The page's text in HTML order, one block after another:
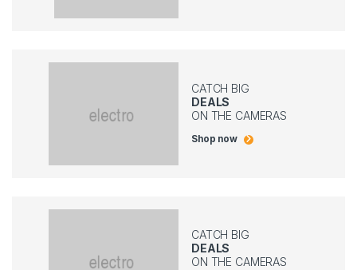
CATCH BIG
DEALS
ON THE CAMERAS
Shop now
CATCH BIG
DEALS
ON THE CAMERAS